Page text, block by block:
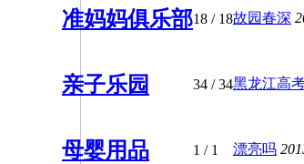
准妈妈俱乐部18 / 18故园春深
亲子乐园 34 / 34黑龙江高
母婴用品 1 / 1 漂亮吗